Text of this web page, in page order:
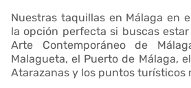
Nuestras taquillas en Málaga en
la opción perfecta si buscas
Arte Contemporáneo de
Malagueta, el Puerto de Málaga,
Atarazanas y los puntos turísticos